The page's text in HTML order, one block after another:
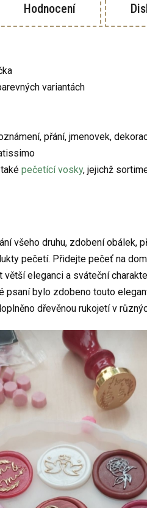
Hodnocení
variantách
přání, jmenovek,
pečetící vosky, jejichž
všeho druhu, zdobení obálek,
pečetí. Přidejte pečeť na
eleganci a sváteční
bylo zdobeno touto
dřevěnou rukojetí v